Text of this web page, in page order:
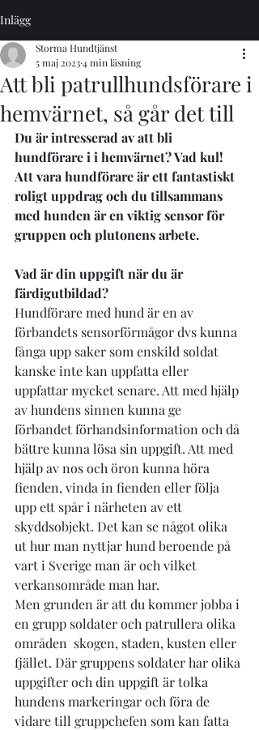
Inlägg
Att bli patrullhundsförare i
hemvärnet, så går det till
Storma Hundtjänst
5 maj 20234 min läsning
Du är intresserad av att bli
hundförare i i hemvärnet? Vad kul!
Att vara hundförare är ett fantastiskt
roligt uppdrag och du tillsammans
med hunden är en viktig sensor för
gruppen och plutonens arbete.
Vad är din uppgift när du är
färdigutbildad?
Hundförare med hund är en av
förbandets sensorförmågor dvs kunna
fånga upp saker som enskild soldat
kanske inte kan uppfatta eller
uppfattar mycket senare. Att med hjälp
av hundens sinnen kunna ge
förbandet förhandsinformation och då
bättre kunna lösa sin uppgift. Att med
hjälp av nos och öron kunna höra
fienden, vinda in fienden eller följa
upp ett spår i närheten av ett
skyddsobjekt. Det kan se något olika
ut hur man nyttjar hund beroende på
vart i Sverige man är och vilket
verkansområde man har.
Men grunden är att du kommer jobba i
en grupp soldater och patrullera olika
områden  skogen, staden, kusten eller
fjället. Där gruppens soldater har olika
uppgifter och din uppgift är tolka
hundens markeringar och föra de
vidare till gruppchefen som kan fatta